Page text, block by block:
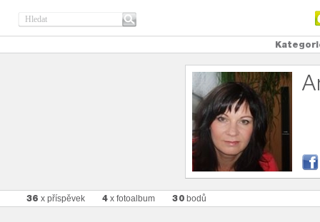
36 x příspěvek 4 x fotoalbum 30 bodů